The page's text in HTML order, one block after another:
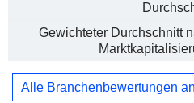
Gewichteter Durchschnitt
Alle Branchenbewertungen